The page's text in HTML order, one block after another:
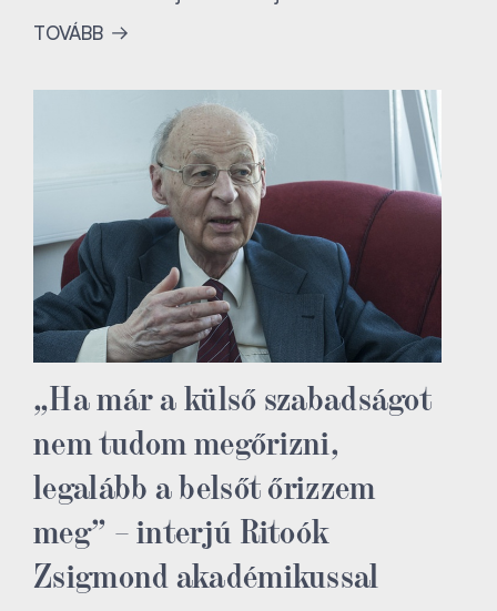
TOVÁBB
„Ha már a külső szabadságot
nem tudom megőrizni,
legalább a belsőt őrizzem
meg” – interjú Ritoók
Zsigmond akadémikussal